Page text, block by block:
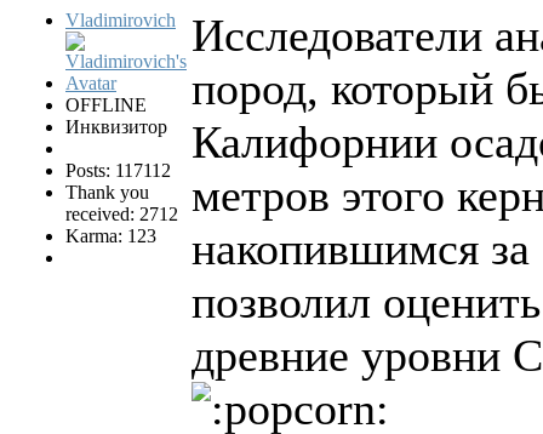
Vladimirovich
OFFLINE
Инквизитор
Posts: 117112
Thank you
received: 2712
Karma: 123
Исследователи
пород, который
Калифорнии
метров этого
накопившимся
позволил
древние уровни